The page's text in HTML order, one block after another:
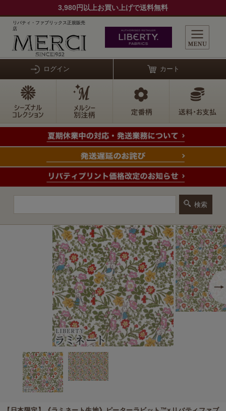
3,980円以上お買い上げで送料無料
リバティ・ファブリックス正規販売
店
ログイン カート